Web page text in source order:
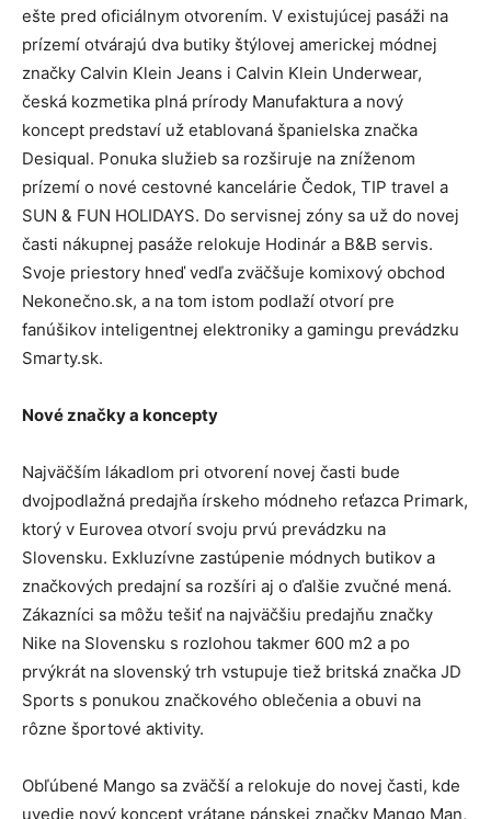
ešte pred oficiálnym otvorením. V existujúcej pasáži na
prízemí otvárajú dva butiky štýlovej americkej módnej
značky Calvin Klein Jeans i Calvin Klein Underwear,
česká kozmetika plná prírody Manufaktura a nový
koncept predstaví už etablovaná španielska značka
Desiqual. Ponuka služieb sa rozširuje na zníženom
prízemí o nové cestovné kancelárie Čedok, TIP travel a
SUN & FUN HOLIDAYS. Do servisnej zóny sa už do novej
časti nákupnej pasáže relokuje Hodinár a B&B servis.
Svoje priestory hneď vedľa zväčšuje komixový obchod
Nekonečno.sk, a na tom istom podlaží otvorí pre
fanúšikov inteligentnej elektroniky a gamingu prevádzku
Smarty.sk.
Nové značky a koncepty
Najväčším lákadlom pri otvorení novej časti bude
dvojpodlažná predajňa írskeho módneho reťazca Primark,
ktorý v Eurovea otvorí svoju prvú prevádzku na
Slovensku. Exkluzívne zastúpenie módnych butikov a
značkových predajní sa rozšíri aj o ďalšie zvučné mená.
Zákazníci sa môžu tešiť na najväčšiu predajňu značky
Nike na Slovensku s rozlohou takmer 600 m2 a po
prvýkrát na slovenský trh vstupuje tiež britská značka JD
Sports s ponukou značkového oblečenia a obuvi na
rôzne športové aktivity.
Obľúbené Mango sa zväčší a relokuje do novej časti, kde
uvedie nový koncept vrátane pánskej značky Mango Man,